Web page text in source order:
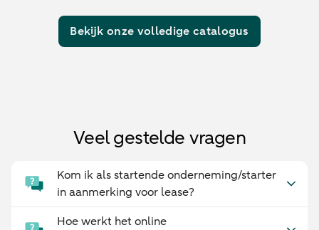
Bekijk onze volledige catalogus
Veel gestelde vragen
Kom ik als startende onderneming/starter
in aanmerking voor lease?
Hoe werkt het online